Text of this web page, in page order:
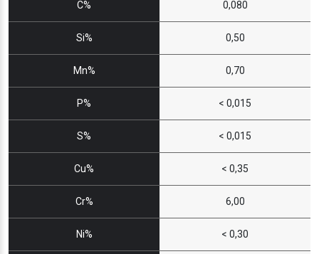
C%
Si%
Mn%
P%
S%
Cu%
Cr%
Ni%
0,080
0,50
0,70
< 0,015
< 0,015
< 0,35
6,00
< 0,30